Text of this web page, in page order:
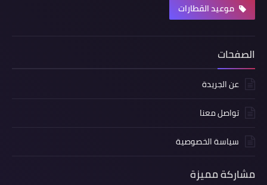
موعيد القطارات
الصفحات
عن الجريدة
تواصل معنا
سياسة الخصوصية
مشاركة مميزة